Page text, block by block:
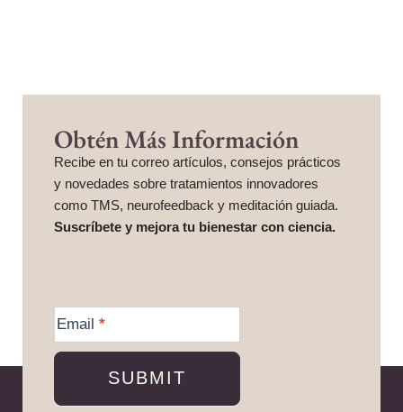
Obtén Más Información
Recibe en tu correo artículos, consejos prácticos
y novedades sobre tratamientos innovadores
como TMS, neurofeedback y meditación guiada.
Suscríbete y mejora tu bienestar con ciencia.
Information
Email *
SUBMIT